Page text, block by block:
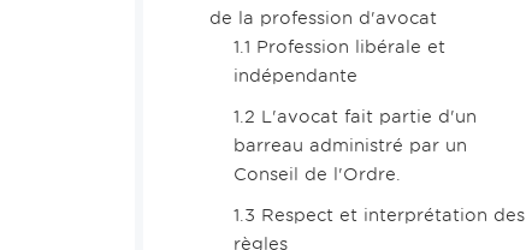
de la profession d'avocat
1.1 Profession libérale et
indépendante
1.2 L'avocat fait partie d'un
barreau administré par un
Conseil de l'Ordre.
1.3 Respect et interprétation des
règles